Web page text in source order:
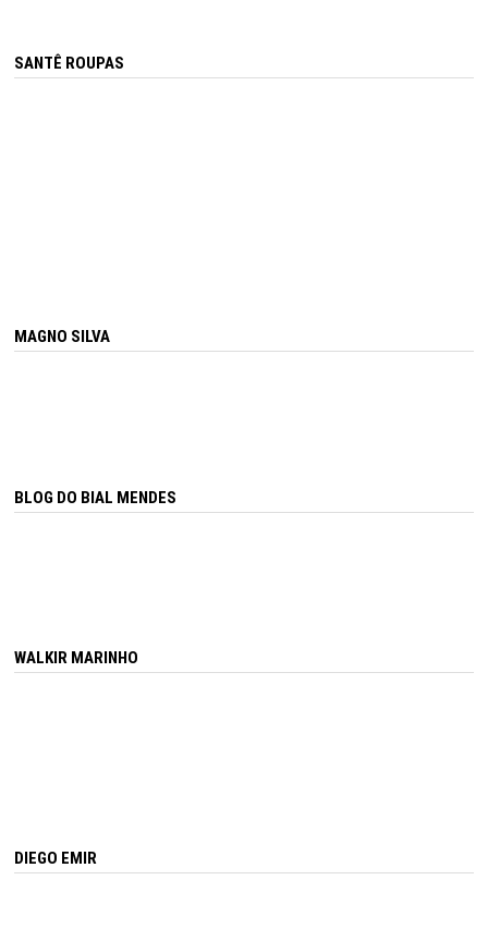
SANTÊ ROUPAS
MAGNO SILVA
BLOG DO BIAL MENDES
WALKIR MARINHO
DIEGO EMIR